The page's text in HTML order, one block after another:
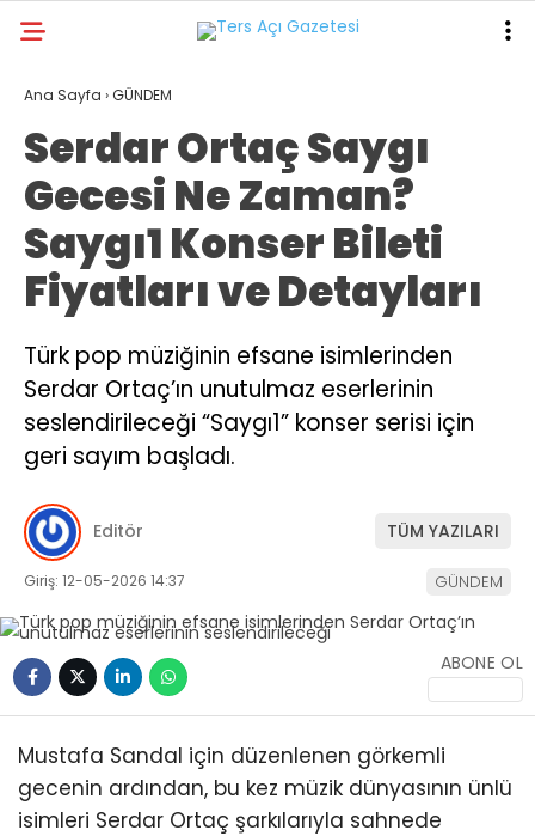
İhbar Hattı
GALERİ VİDEO YAZARLAR
GÜNDEM
ASAYİŞ
DÜNYA
KAHRAMANMARAŞ
SPOR
TEKNOLOJİ
Ana Sayfa ›GÜNDEM
Serdar Ortaç Saygı
Gecesi Ne Zaman?
Saygı1 Konser Bileti
Fiyatları ve Detayları
Türk pop müziğinin efsane isimlerinden
Serdar Ortaç’ın unutulmaz eserlerinin
seslendirileceği “Saygı1” konser serisi için
geri sayım başladı.
Editör TÜM YAZILARI
Giriş: 12-05-2026 14:37 GÜNDEM
ABONE OL
Mustafa Sandal için düzenlenen görkemli
gecenin ardından, bu kez müzik dünyasının ünlü
isimleri Serdar Ortaç şarkılarıyla sahnede